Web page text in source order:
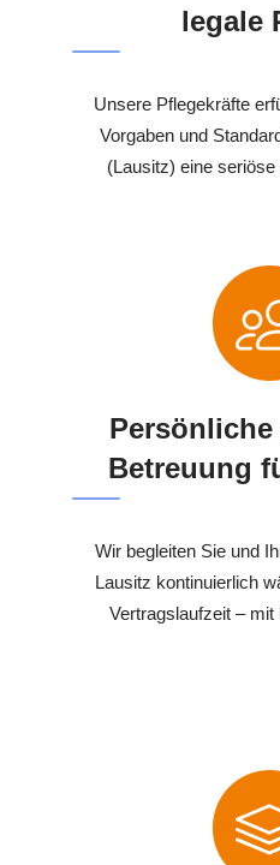
legale
Unsere Pflegekräfte
Vorgaben und
(Lausitz) eine
Betreuung
Wir begleiten Sie und
Lausitz kontinuierlich
Vertragslaufzeit –